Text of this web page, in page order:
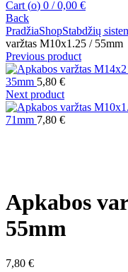
for:
Cart (o) 0 / 0,00 €
Back
PradžiaShopStabdžių
varžtas M10x1.25 / 55mm
Previous product
35mm 5,80 €
Next product
71mm 7,80 €
Apkabos
55mm
7,80 €